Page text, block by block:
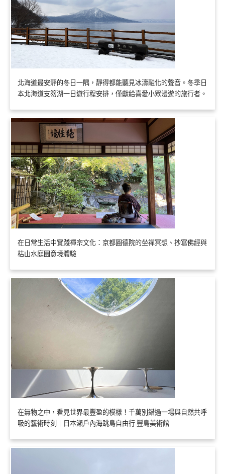
北海道最安靜的冬日一隅，靜得都能聽見冰濤融化的聲音。冬季日
本北海道支笏湖一日遊行程安排，僅獻給喜愛小眾漫遊的旅行者。
在日常生活中實踐禪宗文化：京都圓德院的坐禪冥想、抄寫佛經與
枯山水庭園意境體驗
在無物之中，看見世界最豐盈的模樣！千萬別錯過一場與自然共呼
吸的藝術時刻｜日本瀨戶內海跳島自由行 豐島美術館